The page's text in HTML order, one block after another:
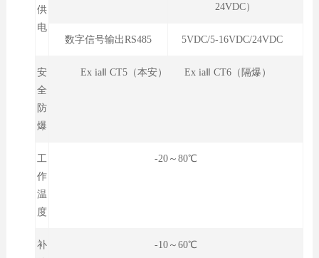
供
电
24VDC）
数字信号输出RS485 5VDC/5-16VDC/24VDC
安
全
防
爆
Ex iaⅡ CT5（本安） Ex iaⅡ CT6（隔爆）
工
作
温
度
-20～80℃
补
-10～60℃